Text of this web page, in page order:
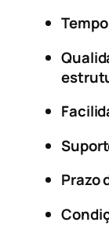
Prazo